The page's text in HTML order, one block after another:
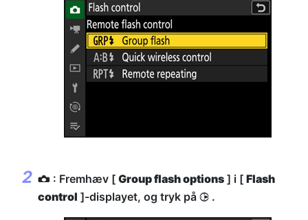
C : Fremhæv [ Group flash options ] i [ Flash
control ]-displayet, og tryk på 2 .